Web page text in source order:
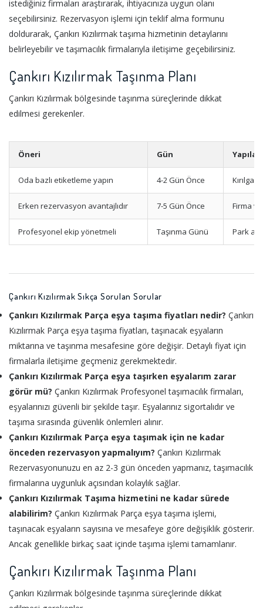
istediğiniz firmaları araştırarak, ihtiyacınıza uygun olanı
seçebilirsiniz. Rezervasyon işlemi için teklif alma formunu
doldurarak, Çankırı Kızılırmak taşıma hizmetinin detaylarını
belirleyebilir ve taşımacılık firmalarıyla iletişime geçebilirsiniz.
Çankırı Kızılırmak Taşınma Planı
Çankırı Kızılırmak bölgesinde taşınma süreçlerinde dikkat
edilmesi gerekenler.
Öneri Gün
Oda bazlı etiketleme yapın 4-2 Gün Önce
Erken rezervasyon avantajlıdır 7-5 Gün Önce Firma
Profesyonel ekip yönetmeli Taşınma Günü Park
Çankırı Kızılırmak Sıkça Sorulan Sorular
Çankırı Kızılırmak Parça eşya taşıma fiyatları nedir? Çankırı
Kızılırmak Parça eşya taşıma fiyatları, taşınacak eşyaların
miktarına ve taşınma mesafesine göre değişir. Detaylı fiyat için
firmalarla iletişime geçmeniz gerekmektedir.
Çankırı Kızılırmak Parça eşya taşırken eşyalarım zarar
görür mü? Çankırı Kızılırmak Profesyonel taşımacılık firmaları,
eşyalarınızı güvenli bir şekilde taşır. Eşyalarınız sigortalıdır ve
taşıma sırasında güvenlik önlemleri alınır.
Çankırı Kızılırmak Parça eşya taşımak için ne kadar
önceden rezervasyon yapmalıyım? Çankırı Kızılırmak
Rezervasyonunuzu en az 2-3 gün önceden yapmanız, taşımacılık
firmalarına uygunluk açısından kolaylık sağlar.
Çankırı Kızılırmak Taşıma hizmetini ne kadar sürede
alabilirim? Çankırı Kızılırmak Parça eşya taşıma işlemi,
taşınacak eşyaların sayısına ve mesafeye göre değişiklik gösterir.
Ancak genellikle birkaç saat içinde taşıma işlemi tamamlanır.
Çankırı Kızılırmak Taşınma Planı
Çankırı Kızılırmak bölgesinde taşınma süreçlerinde dikkat